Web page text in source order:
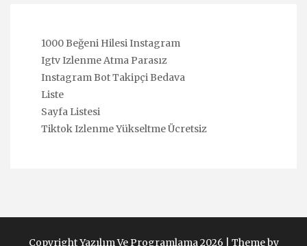
1000 Beğeni Hilesi Instagram
Igtv Izlenme Atma Parasız
Instagram Bot Takipçi Bedava
Liste
Sayfa Listesi
Tiktok Izlenme Yükseltme Ücretsiz
Copyright Yazılım Ve Programlama 2026 | Theme by